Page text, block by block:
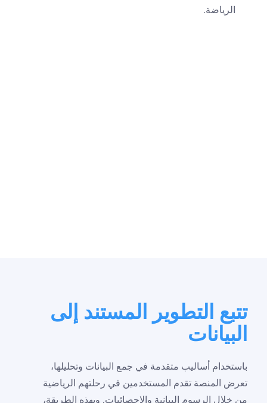
الرياضة.
تتبع التطوير المستند إلى
البيانات
باستخدام أساليب متقدمة في جمع البيانات وتحليلها،
تعرض المنصة تقدم المستخدمين في رحلتهم الرياضية
من خلال الرسوم البيانية والإحصائيات. وبهذه الطريقة،